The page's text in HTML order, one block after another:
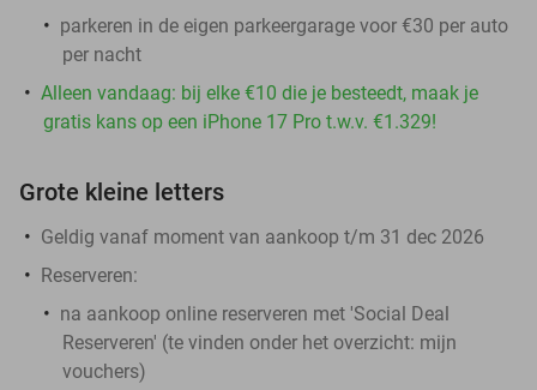
parkeren in de eigen parkeergarage voor €30 per auto
per nacht
Alleen vandaag: bij elke €10 die je besteedt, maak je
gratis kans op een iPhone 17 Pro t.w.v. €1.329!
Grote kleine letters
Geldig vanaf moment van aankoop t/m 31 dec 2026
Reserveren:
na aankoop online reserveren met 'Social Deal
Reserveren' (te vinden onder het overzicht: mijn
vouchers)